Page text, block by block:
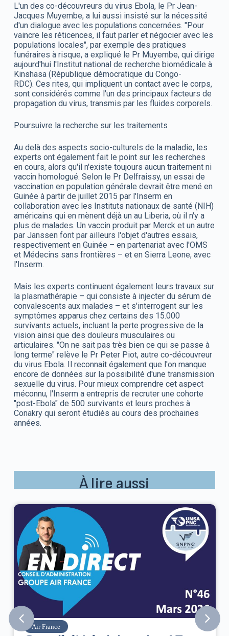
L'un des co-découvreurs du virus Ebola, le Pr Jean-
Jacques Muyembe, a lui aussi insisté sur la nécessité
d'un dialogue avec les populations concernées. "Pour
vaincre les réticences, il faut parler et négocier avec les
populations locales", par exemple des pratiques
funéraires à risque, a expliqué le Pr Muyembe, qui dirige
aujourd'hui l'Institut national de recherche biomédicale à
Kinshasa (République démocratique du Congo-
RDC). Ces rites, qui impliquent un contact avec le corps,
sont considérés comme l'un des principaux facteurs de
propagation du virus, transmis par les fluides corporels.
Poursuivre la recherche sur les traitements
Au delà des aspects socio-culturels de la maladie, les
experts ont également fait le point sur les recherches
en cours, alors qu'il n'existe toujours aucun traitement ni
vaccin homologué. Selon le Pr Delfraissy, un essai de
vaccination en population générale devrait être mené en
Guinée à partir de juillet 2015 par l'Inserm en
collaboration avec les Instituts nationaux de santé (NIH)
américains qui en mènent déjà un au Liberia, où il n'y a
plus de malades. Un vaccin produit par Merck et un autre
par Janssen font par ailleurs l'objet d'autres essais,
respectivement en Guinée – en partenariat avec l'OMS
et Médecins sans frontières – et en Sierra Leone, avec
l'Inserm.
Mais les experts continuent également leurs travaux sur
la plasmathérapie – qui consiste à injecter du sérum de
convalescents aux malades – et s'interrogent sur les
symptômes apparus chez certains des 15.000
survivants actuels, incluant la perte progressive de la
vision ainsi que des douleurs musculaires ou
articulaires. "On ne sait pas très bien ce qui se passe à
long terme" relève le Pr Peter Piot, autre co-découvreur
du virus Ebola. Il reconnait également que l'on manque
encore de données sur la possibilité d'une transmission
sexuelle du virus. Pour mieux comprendre cet aspect
méconnu, l'Inserm a entrepris de recruter une cohorte
"post-Ebola" de 500 survivants et leurs proches à
Conakry qui seront étudiés au cours des prochaines
années.
À lire aussi
Air France